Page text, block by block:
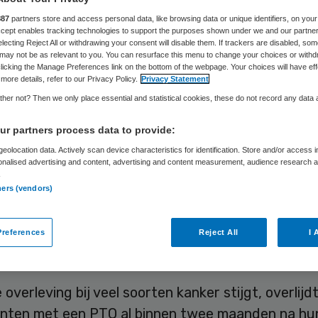
tumor’
Skipr Redactie 14 mei 2020,10:28 546 keer gelezen
krijgen 25 patiënten een diagnose kanker met
terwijl de tumor zelf niet gevonden wordt,
diagnose primaire tumor onbekend (PTO).
is landelijke samenwerking volgens IKNL hard
op te lossen.
overleving bij veel soorten kanker stijgt,
met een PTO al binnen twee maanden na
partners store and access personal data, like browsing data or unique identifiers, on your
enables tracking technologies to support the purposes shown under we and our
Reject All or withdrawing your consent will disable them. If trackers are disabled,
not be as relevant to you. You can resurface this menu to change your choices or
the Manage Preferences link on the bottom of the webpage. Your choices will have
details, refer to our Privacy Policy. Privacy Statement
not? Then we only place essential and statistical cookies, these do not record any data
partners process data to provide:
data. Actively scan device characteristics for identification. Store and/or access
advertising and content, advertising and content measurement, audience research
(vendors)
Reject All I